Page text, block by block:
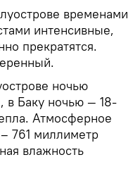
временами
интенсивные,
прекратятся.
ночью
в Баку ночью — 18-
Атмосферное
761 миллиметр
влажность